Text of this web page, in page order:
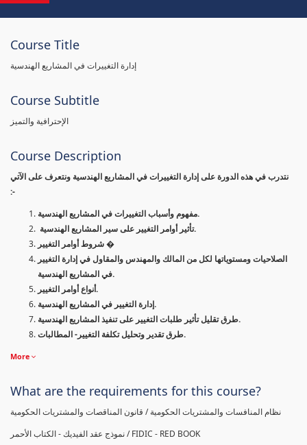
Course Title
إدارة التغييرات في المشاريع الهندسية
Course Subtitle
الإحترافية والتميز
Course Description
نتدرب في هذه الدورة على إدارة التغييرات في المشاريع الهندسية ونتعرف على الآتي
:-
مفهوم وأسباب التغييرات في المشاريع الهندسية.
تأثير أوامر التغيير على سير المشاريع الهندسية.
شروط أوامر التغيير �
الصلاحيات ومستوياتها لكل من المالك والمهندس والمقاول في إدارة التغيير
في المشاريع الهندسية.
أنواع أوامر التغيير.
إدارة التغيير في المشاريع الهندسية.
طرق تقليل تأثير طلبات التغيير على تنفيذ المشاريع الهندسية.
طرق تقدير وتحليل تكلفة التغيير- المطالبات.
More
What are the requirements for this course?
نظام المنافسات والمشتريات الحكومية / قانون المناقصات والمشتريات الحكومية
نموذج عقد الفيديك - الكتاب الأحمر / FIDIC - RED BOOK